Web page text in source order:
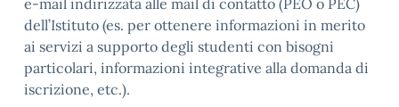
e-mail indirizzata alle mail di contatto (PEO o PEC)
dell’Istituto (es. per ottenere informazioni in merito
ai servizi a supporto degli studenti con bisogni
particolari, informazioni integrative alla domanda di
iscrizione, etc.).